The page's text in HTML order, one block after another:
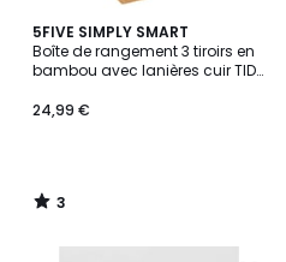
5FIVE SIMPLY SMART
Boîte de rangement 3 tiroirs en
bambou avec lanières cuir TIDY
24,99 €
3
/
5
3
/